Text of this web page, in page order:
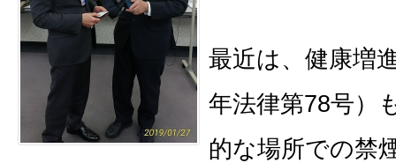
最近は、健康増
年法律第78号）
的な場所での禁